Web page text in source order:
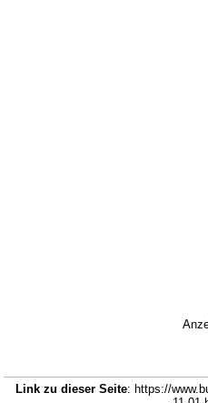
Link zu dieser Seite: https://